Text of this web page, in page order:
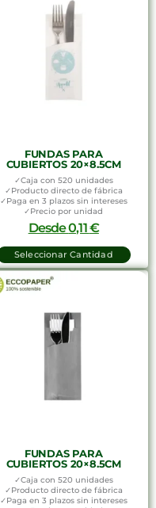
FUNDAS PARA
CUBIERTOS 20×8.5CM
✓Caja con 520 unidades
✓Producto directo de fábrica
✓Paga en 3 plazos sin intereses
✓Precio por unidad
Desde0,11€
Seleccionar Cantidad
FUNDAS PARA
CUBIERTOS 20×8.5CM
✓Caja con 520 unidades
✓Producto directo de fábrica
✓Paga en 3 plazos sin intereses